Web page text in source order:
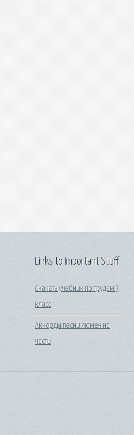
Links to Important Stuff
Скачать учебник по трудам 3
класс
Аккорды песни люмен на
части